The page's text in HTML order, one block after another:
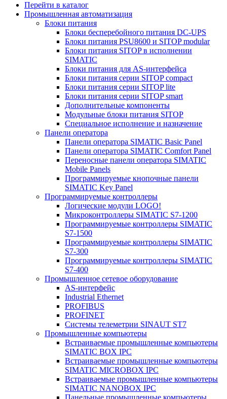
Перейти в каталог
Промышленная автоматизация
Блоки питания
Блоки бесперебойного питания DC-UPS
Блоки питания PSU8600 и SITOP modular
Блоки питания SITOP в исполнении
SIMATIC
Блоки питания для AS-интерфейса
Блоки питания серии SITOP compact
Блоки питания серии SITOP lite
Блоки питания серии SITOP smart
Дополнительные компоненты
Модульные блоки питания SITOP
Специальное исполнение и назначение
Панели оператора
Панели оператора SIMATIC Basic Panel
Панели оператора SIMATIC Comfort Panel
Переносные панели оператора SIMATIC
Mobile Panels
Программируемые кнопочные панели
SIMATIC Key Panel
Программируемые контроллеры
Логические модули LOGO!
Микроконтроллеры SIMATIC S7-1200
Программируемые контроллеры SIMATIC
S7-1500
Программируемые контроллеры SIMATIC
S7-300
Программируемые контроллеры SIMATIC
S7-400
Промышленное сетевое оборудование
AS-интерфейс
Industrial Ethernet
PROFIBUS
PROFINET
Системы телеметрии SINAUT ST7
Промышленные компьютеры
Встраиваемые промышленные компьютеры
SIMATIC BOX IPC
Встраиваемые промышленные компьютеры
SIMATIC MICROBOX IPC
Встраиваемые промышленные компьютеры
SIMATIC NANOBOX IPC